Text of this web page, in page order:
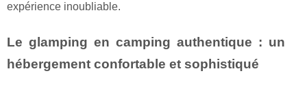
expérience inoubliable.
Le glamping en camping authentique : un
hébergement confortable et sophistiqué